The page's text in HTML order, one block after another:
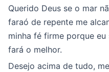
Querido Deus se o mar
faraó de repente me
minha fé firme porque
fará o melhor.
Desejo acima de tudo,